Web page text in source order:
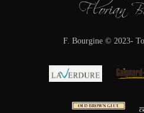
F. Bourgine © 2023-